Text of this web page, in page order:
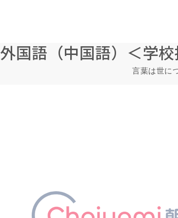
外国語（中国語）＜学
言葉は世に